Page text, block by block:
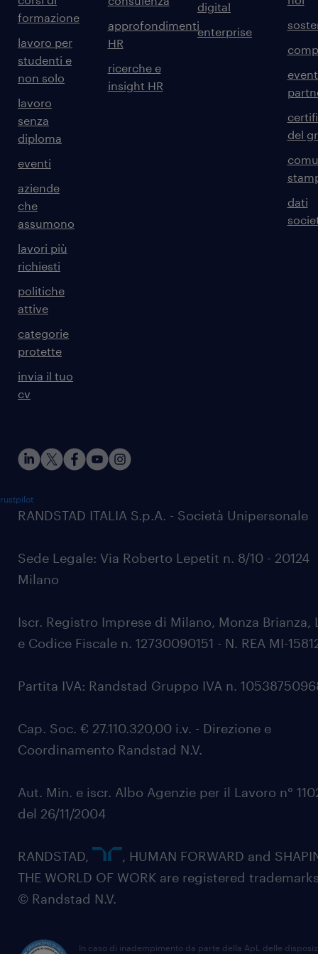
formazione
lavoro per
studenti e
non solo
lavoro
senza
diploma
eventi
aziende
che
assumono
lavori più
richiesti
politiche
attive
categorie
protette
invia il tuo
cv
approfondimenti
HR
ricerche e
insight HR
digital
enterprise
del
dati
RANDSTAD ITALIA S.p.A. - Società Unipersonale
Sede Legale: Via Roberto Lepetit n. 8/10 - 20124
Milano
Iscr. Registro Imprese di Milano, Monza Brianza,
e Codice Fiscale n. 12730090151 - N. REA MI-
Partita IVA: Randstad Gruppo IVA n.
Cap. Soc. € 27.110.320,00 i.v. - Direzione e
Coordinamento Randstad N.V.
Aut. Min. e iscr. Albo Agenzie per il Lavoro n°
del 26/11/2004
RANDSTAD,
, HUMAN FORWARD and
THE WORLD OF WORK are registered
© Randstad N.V.
In caso di inadempimento da parte della ApL delle